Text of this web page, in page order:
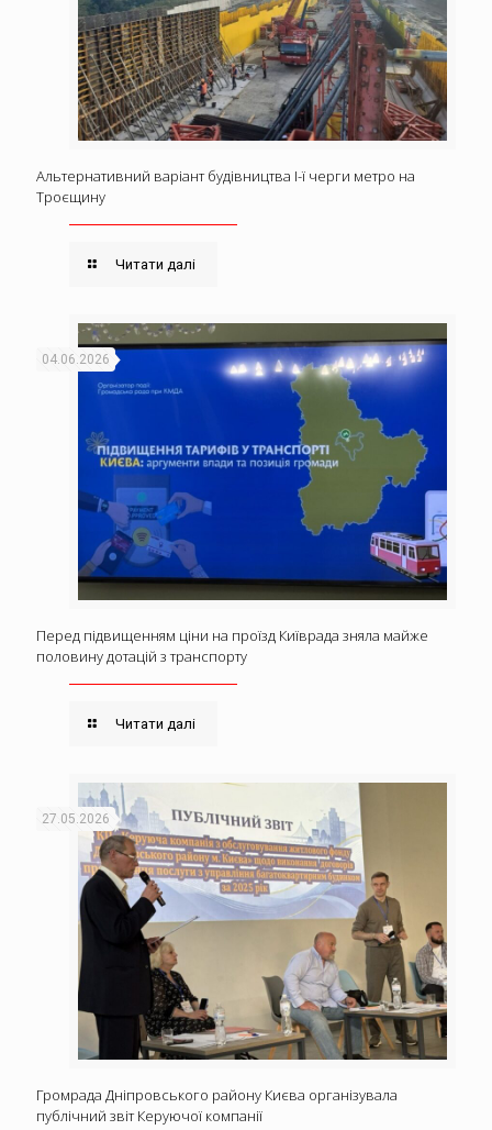
Альтернативний варіант будівництва І-ї черги метро на
Троєщину
Читати далі
04.06.2026
Перед підвищенням ціни на проїзд Київрада зняла майже
половину дотацій з транспорту
Читати далі
27.05.2026
Громрада Дніпровського району Києва організувала
публічний звіт Керуючої компанії